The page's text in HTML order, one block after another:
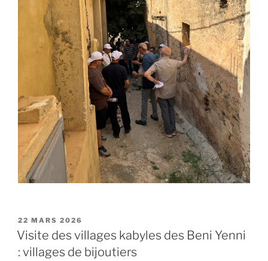
PUBLIÉ
LE
22 MARS 2026
Visite des villages kabyles des Beni Yenni
: villages de bijoutiers